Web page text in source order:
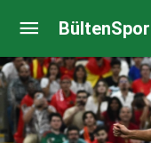
BültenSpor
Galatasaray –